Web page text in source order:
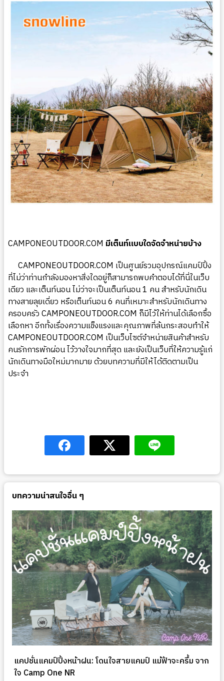
CAMPONEOUTDOOR.COM มีเต็นท์แบบใดจัดจำหน่ายบ้าง
CAMPONEOUTDOOR.COM เป็นศูนย์รวมอุปกรณ์แคมป์ปิ้ง
ที่ไม่ว่าท่านกำลังมองหาสิ่งใดอยู่ก็สามารถพบคำตอบได้ที่นี่ในเว็บ
เดียว และเต็นท์นอน ไม่ว่าจะเป็นเต็นท์นอน 1 คน สำหรับนักเดิน
ทางสายลุยเดี่ยว หรือเต็นท์นอน 6 คนที่เหมาะสำหรับนักเดินทาง
ครอบครัวCAMPONEOUTDOOR.COM ก็มีไว้ให้ท่านได้เลือกซื้อ
เลือกหา อีกทั้งเรื่องความแข็งแรงและคุณภาพที่ล้นกระสอบทำให้
CAMPONEOUTDOOR.COM เป็นเว็บไซต์จำหน่ายสินค้าสำหรับ
คนรักการพักผ่อน ไว้วางใจมากที่สุด และยังเป็นเว็บที่ให้ความรู้แก่
นักเดินทางมือใหม่มากมาย ด้วยบทความที่มีให้ได้ติดตามเป็น
ประจำ
บทความน่าสนใจอื่น ๆ
แคปชั่นแคมป์ปิ้งหน้าฝน: โดนใจสายแคมป์ แม้ฟ้าจะครึ้ม จาก
ใจ Camp One NR